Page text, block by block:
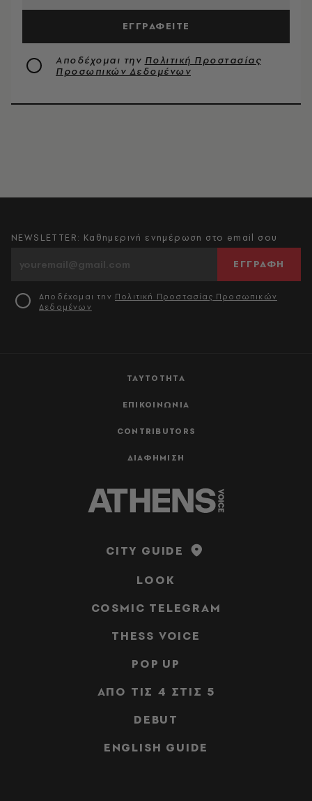
ΕΓΓΡΑΦΕΙΤΕ
Αποδέχομαι την Πολιτική Προστασίας
Προσωπικών Δεδομένων
ΤΑΥΤΟΤΗΤΑ
ΕΠΙΚΟΙΝΩΝΙΑ
CONTRIBUTORS
ΔΙΑΦΗΜΙΣΗ
NEWSLETTER: Καθημερινή ενημέρωση στο email σου
ΕΓΓΡΑΦΗ
Αποδέχομαι την Πολιτική Προστασίας Προσωπικών
Δεδομένων
CITY GUIDE
LOOK
COSMIC TELEGRAM
THESS VOICE
POP UP
ΑΠΟ ΤΙΣ 4 ΣΤΙΣ 5
DEBUT
ENGLISH GUIDE